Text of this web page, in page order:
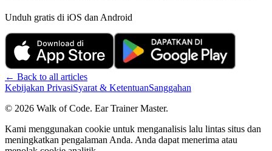
Unduh gratis di iOS dan Android
← Back to all articles
Kebijakan PrivasiSyarat & KetentuanSanggahan
© 2026 Walk of Code. Ear Trainer Master.
Kami menggunakan cookie untuk menganalisis lalu lintas situs dan
meningkatkan pengalaman Anda. Anda dapat menerima atau